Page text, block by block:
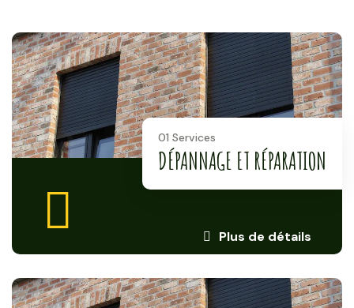
Plus de détails
01 Services
DÉPANNAGE ET RÉPARATION